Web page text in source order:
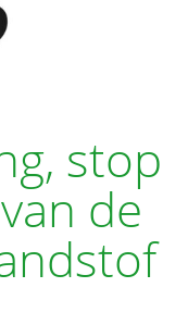
stop
de